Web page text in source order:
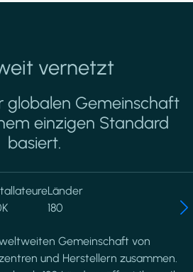
vernetzt
globalen Gemeinschaft
einzigen Standard
basiert.
Länder
180
Gemeinschaft von
und Herstellern zusammen.